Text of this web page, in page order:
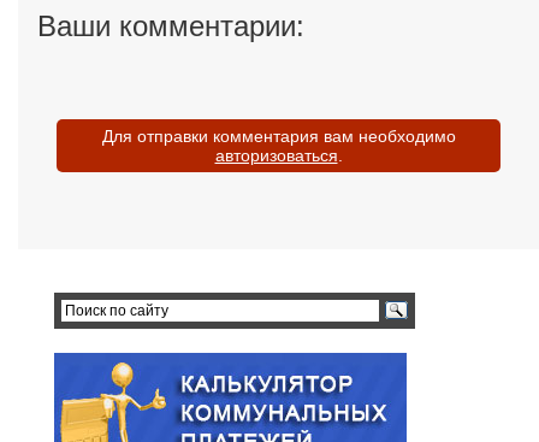
Ваши комментарии:
Для отправки комментария вам необходимо
авторизоваться